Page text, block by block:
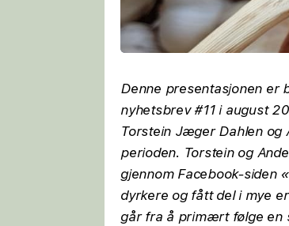
Denne presentasjonen er
nyhetsbrev #11 i august
Torstein Jæger Dahlen og
perioden. Torstein og
gjennom Facebook-siden
dyrkere og fått del i mye
går fra å primært følge en